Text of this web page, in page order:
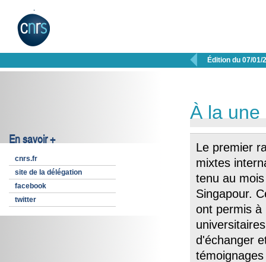
 Édition du 07/01/
En savoir +
cnrs.fr
site de la délégation
facebook
twitter
À la une
Le premier
mixtes
tenu au
Singapour.
ont permis à
d'échanger